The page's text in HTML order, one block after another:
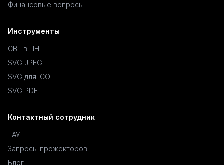
Финансовые вопросы
Инструменты
СВГ в ПНГ
SVG JPEG
SVG для ICO
SVG PDF
Контактный сотрудник
ТАУ
Запросы прожекторов
Блог